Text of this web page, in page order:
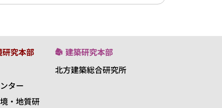
究本部
ター
・地質研
建築研究本部
北方建築総合研究所